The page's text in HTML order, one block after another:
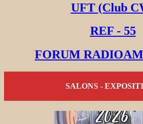
UFT (Club
REF - 55
FORUM
SALONS -